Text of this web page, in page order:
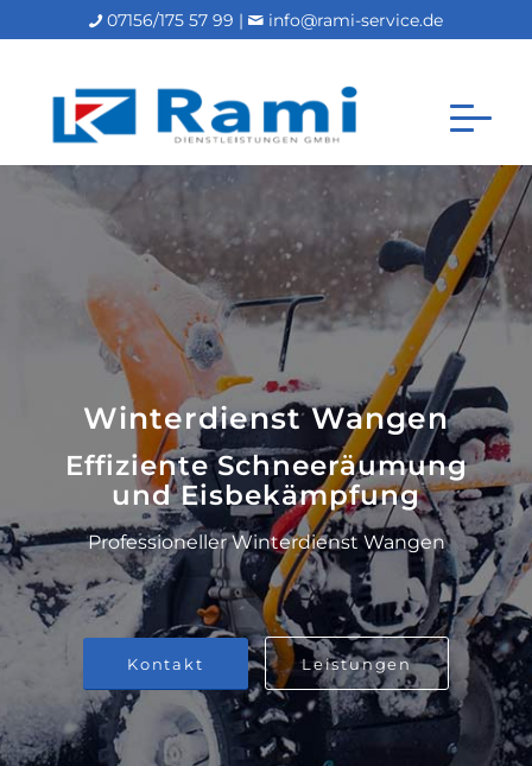
07156/175 57 99 | info@rami-service.de
Winterdienst Wangen
Effiziente Schneeräumung
und Eisbekämpfung
Professioneller Winterdienst Wangen
Kontakt Leistungen